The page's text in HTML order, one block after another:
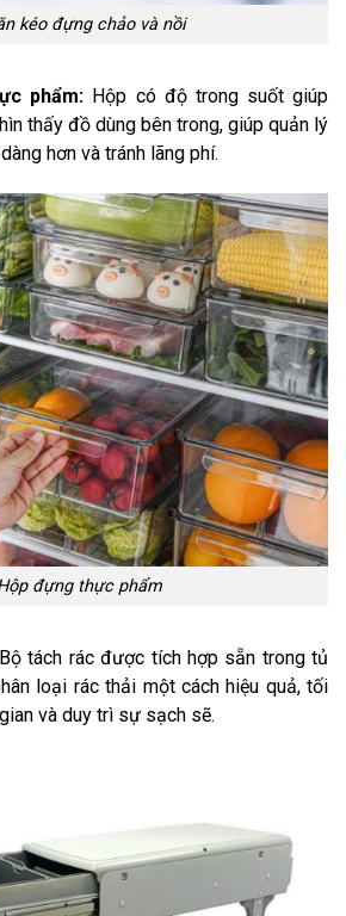
kéo đựng chảo và nồi
phẩm: Hộp có độ trong suốt giúp
thấy đồ dùng bên trong, giúp quản lý
hơn và tránh lãng phí.
đựng thực phẩm
tách rác được tích hợp sẵn trong tủ
loại rác thải một cách hiệu quả, tối
và duy trì sự sạch sẽ.